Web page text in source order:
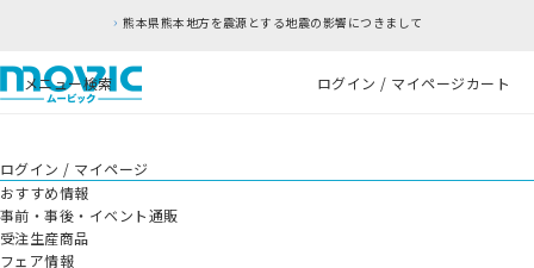
熊本県熊本地方を震源とする地震の影響につきまして
メニュー検索 ログイン / マイページカート
ログイン / マイページ
おすすめ情報
事前・事後・イベント通販
受注生産商品
フェア情報